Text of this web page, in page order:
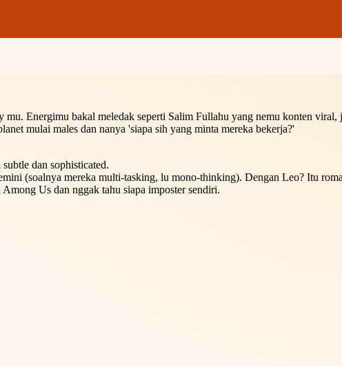
mu. Energimu bakal meledak seperti Salim Fullahu yang nemu konten
mulai males dan nanya 'siapa sih yang minta mereka bekerja?'
dan sophisticated.
(soalnya mereka multi-tasking, lu mono-thinking). Dengan Leo? Itu
Us dan nggak tahu siapa imposter sendiri.